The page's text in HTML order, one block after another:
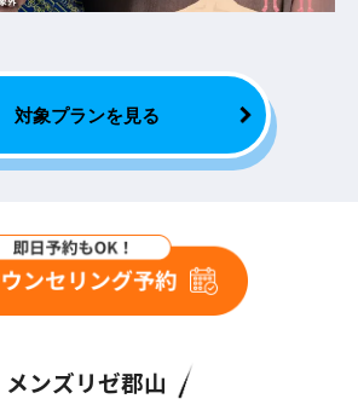
対象プランを見る
メンズリゼ郡山